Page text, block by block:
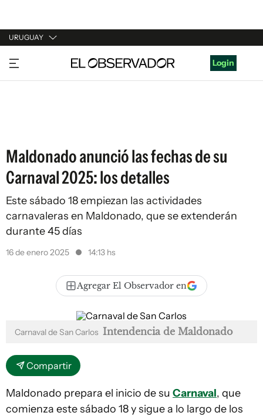
URUGUAY
URUGUAY
ARGENTINA
Login
Maldonado anunció las fechas de su
Carnaval 2025: los detalles
Este sábado 18 empiezan las actividades
carnavaleras en Maldonado, que se extenderán
durante 45 días
16 de enero 2025 14:13 hs
Agregar El Observador en
Carnaval de San Carlos Intendencia de Maldonado
Compartir
Maldonado prepara el inicio de su Carnaval, que
comienza este sábado 18 y sigue a lo largo de los